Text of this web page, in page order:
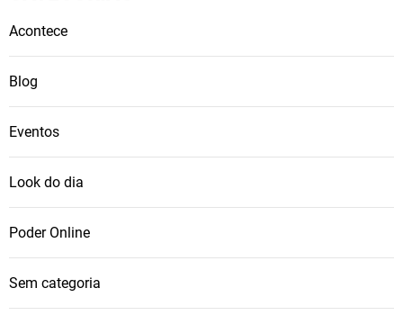
Acontece
Blog
Eventos
Look do dia
Poder Online
Sem categoria